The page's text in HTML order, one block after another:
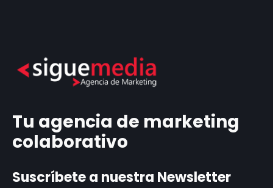
Tu agencia de marketing
colaborativo
Suscríbete a nuestra Newsletter